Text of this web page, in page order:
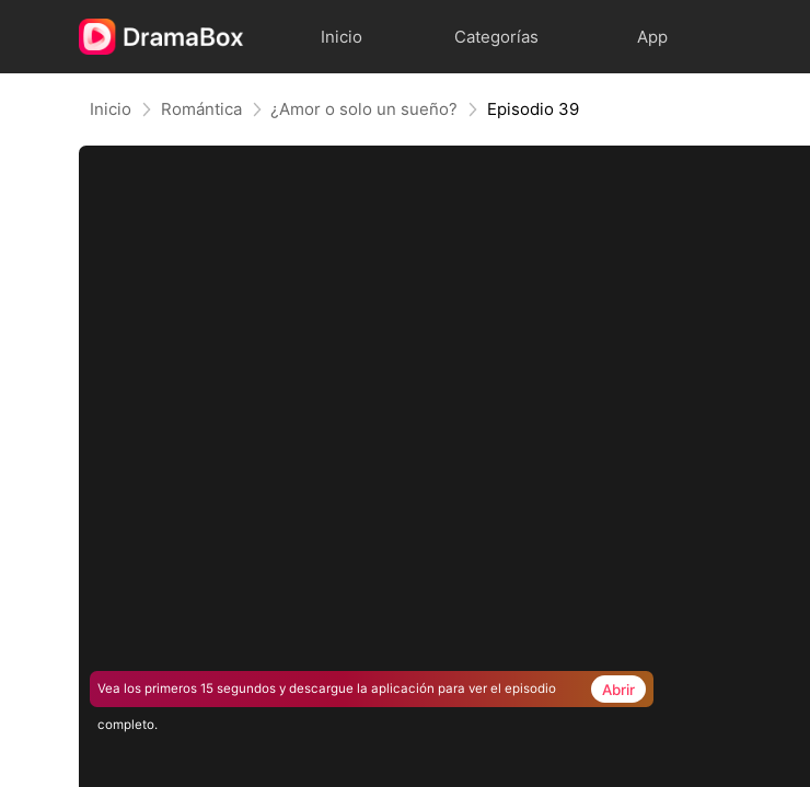
Inicio Categorías App
Inicio Romántica ¿Amor o solo un sueño? Episodio 39
Vea los primeros 15 segundos y descargue la aplicación para ver el episodio
completo.
Abrir